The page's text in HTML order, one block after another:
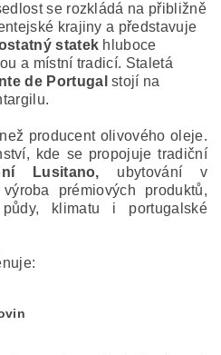
se rozkládá na přibližně
krajiny a představuje
statek hluboce
a místní tradicí. Staletá
de Portugal stojí na
producent olivového oleje.
kde se propojuje tradiční
Lusitano, ubytování v
prémiových produktů,
klimatu i portugalské